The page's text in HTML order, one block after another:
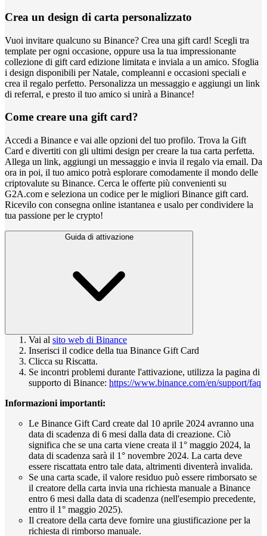
Crea un design di carta personalizzato
Vuoi invitare qualcuno su Binance? Crea una gift card! Scegli tra
template per ogni occasione, oppure usa la tua impressionante
collezione di gift card edizione limitata e inviala a un amico. Sfoglia
i design disponibili per Natale, compleanni e occasioni speciali e
crea il regalo perfetto. Personalizza un messaggio e aggiungi un link
di referral, e presto il tuo amico si unirà a Binance!
Come creare una gift card?
Accedi a Binance e vai alle opzioni del tuo profilo. Trova la Gift
Card e divertiti con gli ultimi design per creare la tua carta perfetta.
Allega un link, aggiungi un messaggio e invia il regalo via email. Da
ora in poi, il tuo amico potrà esplorare comodamente il mondo delle
criptovalute su Binance. Cerca le offerte più convenienti su
G2A.com e seleziona un codice per le migliori Binance gift card.
Ricevilo con consegna online istantanea e usalo per condividere la
tua passione per le crypto!
Guida di attivazione
Vai al sito web di Binance
Inserisci il codice della tua Binance Gift Card
Clicca su Riscatta.
Se incontri problemi durante l'attivazione, utilizza la pagina di
supporto di Binance: https://www.binance.com/en/support/faq
Informazioni importanti:
Le Binance Gift Card create dal 10 aprile 2024 avranno una
data di scadenza di 6 mesi dalla data di creazione. Ciò
significa che se una carta viene creata il 1° maggio 2024, la
data di scadenza sarà il 1° novembre 2024. La carta deve
essere riscattata entro tale data, altrimenti diventerà invalida.
Se una carta scade, il valore residuo può essere rimborsato se
il creatore della carta invia una richiesta manuale a Binance
entro 6 mesi dalla data di scadenza (nell'esempio precedente,
entro il 1° maggio 2025).
Il creatore della carta deve fornire una giustificazione per la
richiesta di rimborso manuale.